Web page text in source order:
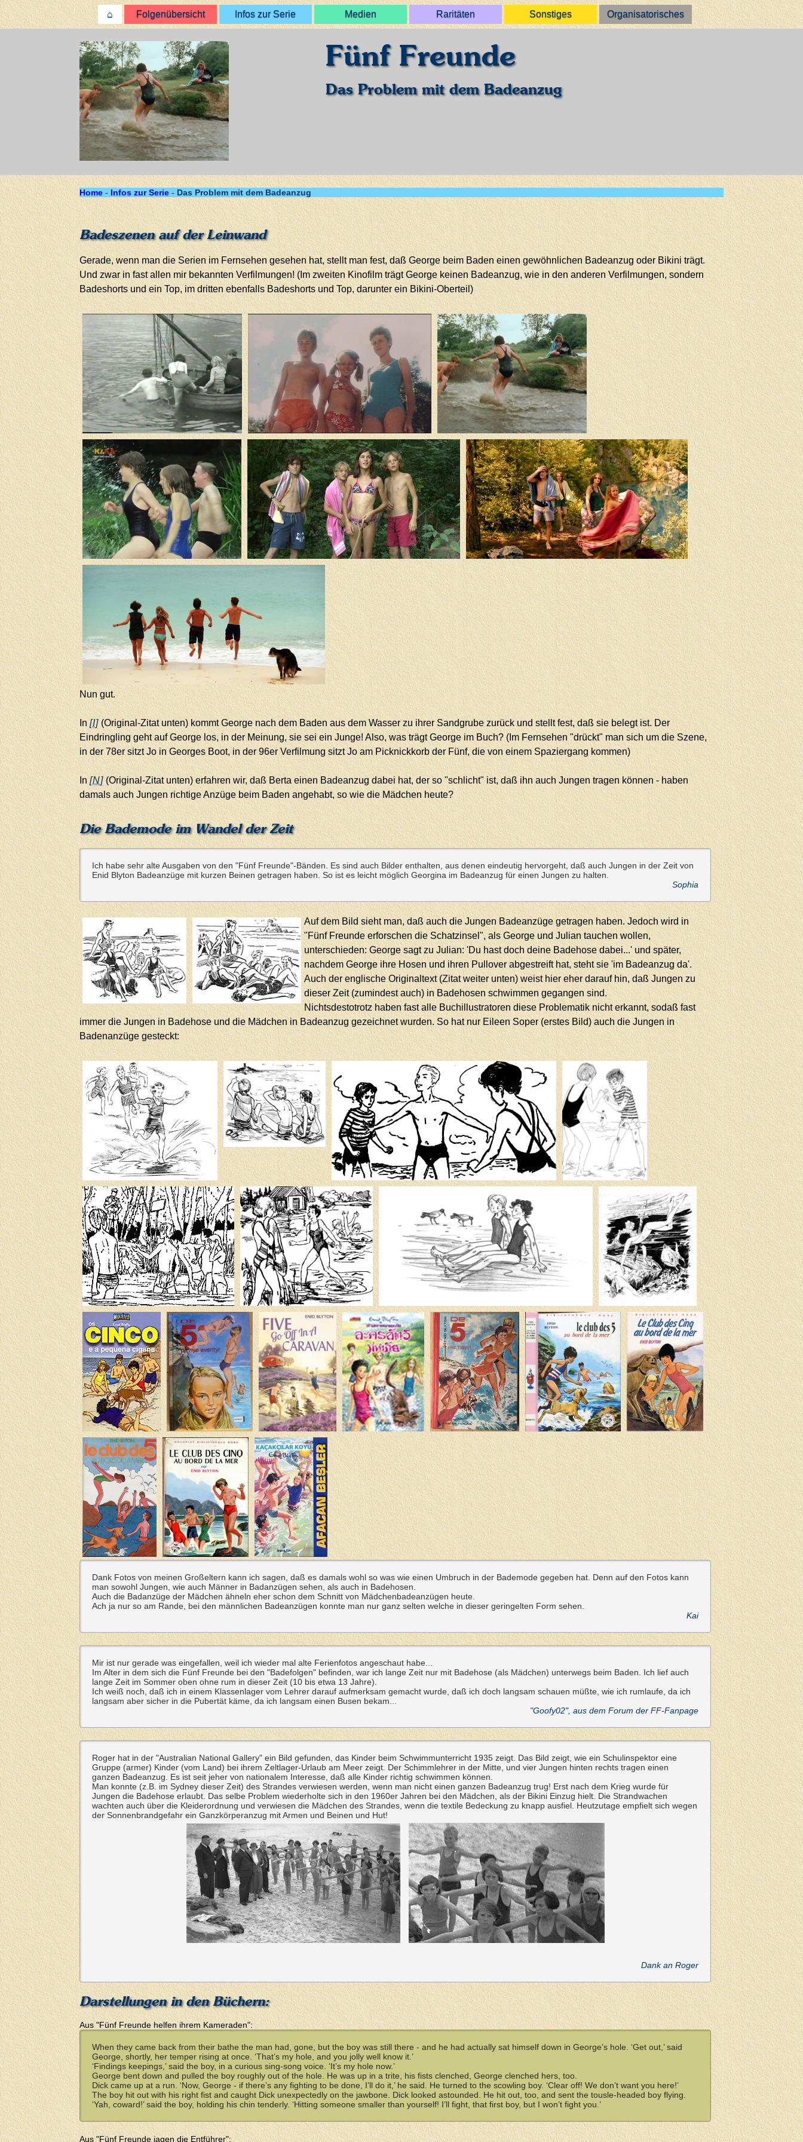
⌂ Folgenübersicht Infos zur Serie Medien Raritäten Sonstiges Organisatorisches
Fünf Freunde
Das Problem mit dem Badeanzug
Home - Infos zur Serie - Das Problem mit dem Badeanzug
Badeszenen auf der Leinwand
Gerade, wenn man die Serien im Fernsehen gesehen hat, stellt man fest, daß George beim Baden einen gewöhnlichen Badeanzug oder Bikini trägt.
Und zwar in fast allen mir bekannten Verfilmungen! (Im zweiten Kinofilm trägt George keinen Badeanzug, wie in den anderen Verfilmungen, sondern
Badeshorts und ein Top, im dritten ebenfalls Badeshorts und Top, darunter ein Bikini-Oberteil)
Nun gut.
In[I](Original-Zitat unten) kommt George nach dem Baden aus dem Wasser zu ihrer Sandgrube zurück und stellt fest, daß sie belegt ist. Der
Eindringling geht auf George los, in der Meinung, sie sei ein Junge! Also, was trägt George im Buch? (Im Fernsehen "drückt" man sich um die Szene,
in der 78er sitzt Jo in Georges Boot, in der 96er Verfilmung sitzt Jo am Picknickkorb der Fünf, die von einem Spaziergang kommen)
In[N](Original-Zitat unten) erfahren wir, daß Berta einen Badeanzug dabei hat, der so "schlicht" ist, daß ihn auch Jungen tragen können - haben
damals auch Jungen richtige Anzüge beim Baden angehabt, so wie die Mädchen heute?
Die Bademode im Wandel der Zeit
Ich habe sehr alte Ausgaben von den "Fünf Freunde"-Bänden. Es sind auch Bilder enthalten, aus denen eindeutig hervorgeht, daß auch Jungen in der Zeit von
Enid Blyton Badeanzüge mit kurzen Beinen getragen haben. So ist es leicht möglich Georgina im Badeanzug für einen Jungen zu halten.
Sophia
Auf dem Bild sieht man, daß auch die Jungen Badeanzüge getragen haben. Jedoch wird in
"Fünf Freunde erforschen die Schatzinsel", als George und Julian tauchen wollen,
unterschieden: George sagt zu Julian: 'Du hast doch deine Badehose dabei...' und später,
nachdem George ihre Hosen und ihren Pullover abgestreift hat, steht sie 'im Badeanzug da'.
Auch der englische Originaltext (Zitat weiter unten) weist hier eher darauf hin, daß Jungen zu
dieser Zeit (zumindest auch) in Badehosen schwimmen gegangen sind.
Nichtsdestotrotz haben fast alle Buchillustratoren diese Problematik nicht erkannt, sodaß fast
immer die Jungen in Badehose und die Mädchen in Badeanzug gezeichnet wurden. So hat nur Eileen Soper (erstes Bild) auch die Jungen in
Badenanzüge gesteckt:
Dank Fotos von meinen Großeltern kann ich sagen, daß es damals wohl so was wie einen Umbruch in der Bademode gegeben hat. Denn auf den Fotos kann
man sowohl Jungen, wie auch Männer in Badanzügen sehen, als auch in Badehosen.
Auch die Badanzüge der Mädchen ähneln eher schon dem Schnitt von Mädchenbadeanzügen heute.
Ach ja nur so am Rande, bei den männlichen Badeanzügen konnte man nur ganz selten welche in dieser geringelten Form sehen.
Kai
Mir ist nur gerade was eingefallen, weil ich wieder mal alte Ferienfotos angeschaut habe...
Im Alter in dem sich die Fünf Freunde bei den "Badefolgen" befinden, war ich lange Zeit nur mit Badehose (als Mädchen) unterwegs beim Baden. Ich lief auch
lange Zeit im Sommer oben ohne rum in dieser Zeit (10 bis etwa 13 Jahre).
Ich weiß noch, daß ich in einem Klassenlager vom Lehrer darauf aufmerksam gemacht wurde, daß ich doch langsam schauen müßte, wie ich rumlaufe, da ich
langsam aber sicher in die Pubertät käme, da ich langsam einen Busen bekam...
"Goofy02", aus dem Forum der FF-Fanpage
Roger hat in der "Australian National Gallery" ein Bild gefunden, das Kinder beim Schwimmunterricht 1935 zeigt. Das Bild zeigt, wie ein Schulinspektor eine
Gruppe (armer) Kinder (vom Land) bei ihrem Zeltlager-Urlaub am Meer zeigt. Der Schimmlehrer in der Mitte, und vier Jungen hinten rechts tragen einen
ganzen Badeanzug. Es ist seit jeher von nationalem Interesse, daß alle Kinder richtig schwimmen können.
Man konnte (z.B. im Sydney dieser Zeit) des Strandes verwiesen werden, wenn man nicht einen ganzen Badeanzug trug! Erst nach dem Krieg wurde für
Jungen die Badehose erlaubt. Das selbe Problem wiederholte sich in den 1960er Jahren bei den Mädchen, als der Bikini Einzug hielt. Die Strandwachen
wachten auch über die Kleiderordnung und verwiesen die Mädchen des Strandes, wenn die textile Bedeckung zu knapp ausfiel. Heutzutage empfielt sich wegen
der Sonnenbrandgefahr ein Ganzkörperanzug mit Armen und Beinen und Hut!
Dank an Roger
Darstellungen in den Büchern:
Aus "Fünf Freunde helfen ihrem Kameraden":
When they came back from their bathe the man had, gone, but the boy was still there - and he had actually sat himself down in George’s hole. ‘Get out,’ said
George, shortly, her temper rising at once. ‘That’s my hole, and you jolly well know it.’
‘Findings keepings,’ said the boy, in a curious sing-song voice. ‘It’s my hole now.’
George bent down and pulled the boy roughly out of the hole. He was up in a trite, his fists clenched, George clenched hers, too.
Dick came up at a run. ‘Now, George - if there’s any fighting to be done, I’ll do it,’ he said. He turned to the scowling boy. ‘Clear off! We don’t want you here!’
The boy hit out with his right fist and caught Dick unexpectedly on the jawbone. Dick looked astounded. He hit out, too, and sent the tousle-headed boy flying.
‘Yah, coward!’ said the boy, holding his chin tenderly. ‘Hitting someone smaller than yourself! I’ll fight, that first boy, but I won’t fight you.’
Aus "Fünf Freunde jagen die Entführer":